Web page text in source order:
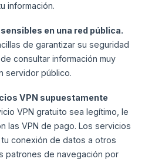
información.
en una red pública.
de garantizar su seguridad
consultar información muy
servidor público.
VPN supuestamente
VPN gratuito sea legítimo, le
las VPN de pago. Los servicios
conexión de datos a otros
patrones de navegación por